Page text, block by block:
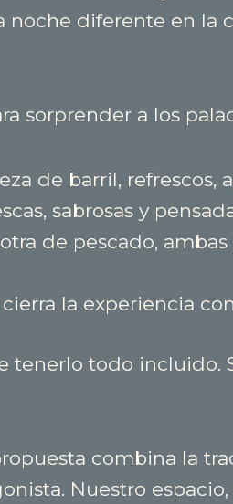
noche diferente en la
sorprender a los
de barril, refrescos,
sabrosas y
de pescado,
la experiencia
tenerlo todo incluido.
combina la
Nuestro espacio,